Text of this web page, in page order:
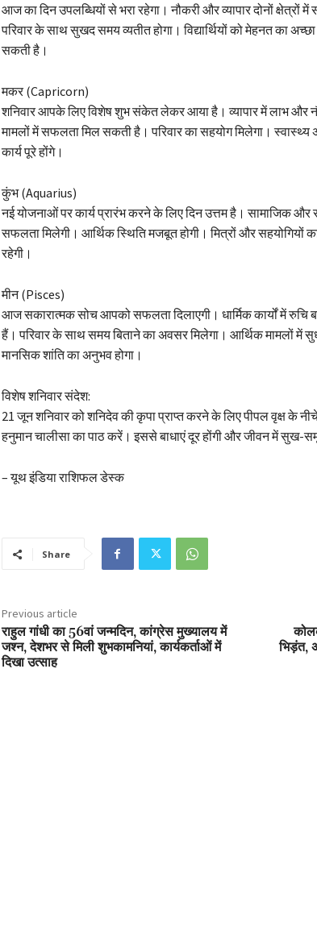
आज का दिन उपलब्धियों से भरा रहेगा। नौकरी और व्यापार दोनों
परिवार के साथ सुखद समय व्यतीत होगा। विद्यार्थियों को मेहनत का
सकती है।
मकर (Capricorn)
शनिवार आपके लिए विशेष शुभ संकेत लेकर आया है। व्यापार में लाभ और
मामलों में सफलता मिल सकती है। परिवार का सहयोग मिलेगा।
कार्य पूरे होंगे।
कुंभ (Aquarius)
नई योजनाओं पर कार्य प्रारंभ करने के लिए दिन उत्तम है। सामाजिक और
सफलता मिलेगी। आर्थिक स्थिति मजबूत होगी। मित्रों और सहयोगियों
रहेगी।
मीन (Pisces)
आज सकारात्मक सोच आपको सफलता दिलाएगी। धार्मिक कार्यों में रुचि
हैं। परिवार के साथ समय बिताने का अवसर मिलेगा। आर्थिक मामलों में
मानसिक शांति का अनुभव होगा।
विशेष शनिवार संदेश:
21 जून शनिवार को शनिदेव की कृपा प्राप्त करने के लिए पीपल वृक्ष के
हनुमान चालीसा का पाठ करें। इससे बाधाएं दूर होंगी और जीवन में सुख-
– यूथ इंडिया राशिफल डेस्क
Share
Previous article
राहुल गांधी का 56वां जन्मदिन, कांग्रेस मुख्यालय में
जश्न, देशभर से मिली शुभकामनियां, कार्यकर्ताओं में
दिखा उत्साह
भिड़ंत,